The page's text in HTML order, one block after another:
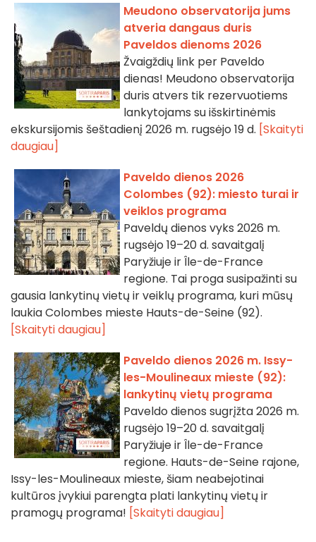
Meudono observatorija jums
atveria dangaus duris
Paveldos dienoms 2026
Žvaigždių link per Paveldo
dienas! Meudono observatorija
duris atvers tik rezervuotiems
lankytojams su išskirtinėmis
ekskursijomis šeštadienį 2026 m. rugsėjo 19 d. [Skaityti
daugiau]
Paveldo dienos 2026
Colombes (92): miesto turai ir
veiklos programa
Paveldų dienos vyks 2026 m.
rugsėjo 19–20 d. savaitgalį
Paryžiuje ir Île-de-France
regione. Tai proga susipažinti su
gausia lankytinų vietų ir veiklų programa, kuri mūsų
laukia Colombes mieste Hauts-de-Seine (92).
[Skaityti daugiau]
Paveldo dienos 2026 m. Issy-
les-Moulineaux mieste (92):
lankytinų vietų programa
Paveldo dienos sugrįžta 2026 m.
rugsėjo 19–20 d. savaitgalį
Paryžiuje ir Île-de-France
regione. Hauts-de-Seine rajone,
Issy-les-Moulineaux mieste, šiam neabejotinai
kultūros įvykiui parengta plati lankytinų vietų ir
pramogų programa! [Skaityti daugiau]